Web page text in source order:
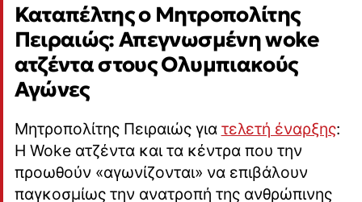
Καταπέλτης ο Μητροπολίτης
Πειραιώς: Απεγνωσμένη woke
ατζέντα στους Ολυμπιακούς
Αγώνες
Μητροπολίτης Πειραιώς για τελετή έναρξης:
Η Woke ατζέντα και τα κέντρα που την
προωθούν «αγωνίζονται» να επιβάλουν
παγκοσμίως την ανατροπή της ανθρώπινης